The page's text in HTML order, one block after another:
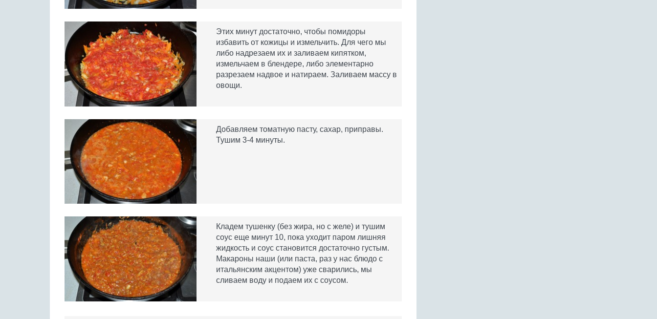
Этих минут достаточно, чтобы помидоры
избавить от кожицы и измельчить. Для чего мы
либо надрезаем их и заливаем кипятком,
измельчаем в блендере, либо элементарно
разрезаем надвое и натираем. Заливаем массу в
овощи.
Добавляем томатную пасту, сахар, приправы.
Тушим 3-4 минуты.
Кладем тушенку (без жира, но с желе) и тушим
соус еще минут 10, пока уходит паром лишняя
жидкость и соус становится достаточно густым.
Макароны наши (или паста, раз у нас блюдо с
итальянским акцентом) уже сварились, мы
сливаем воду и подаем их с соусом.